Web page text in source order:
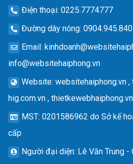
Điện thoại: 0225.7774777
Đường dây nóng:
Email:
info@websitehaiphong.vn
Website: websitehaiphong.vn
hig.com.vn , thietkewebhaiphong.vn
MST: 0201586962 do Sở kế
cấp
Người đại diện: Lê Văn Trung -